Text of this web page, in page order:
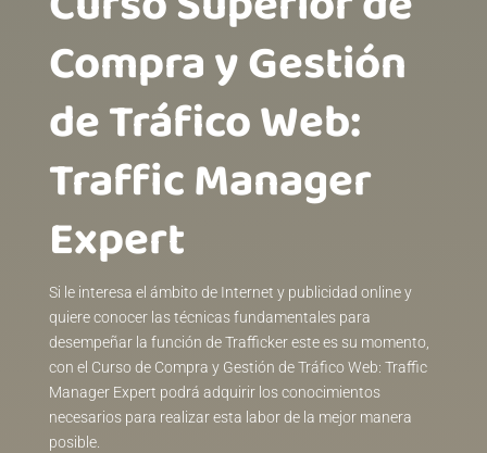
Compra y Gestión
de Tráfico Web:
Traffic Manager
Expert
Si le interesa el ámbito de Internet y publicidad online y
quiere conocer las técnicas fundamentales para
desempeñar la función de Trafficker este es su momento,
con el Curso de Compra y Gestión de Tráfico Web: Traffic
Manager Expert podrá adquirir los conocimientos
necesarios para realizar esta labor de la mejor manera
posible.